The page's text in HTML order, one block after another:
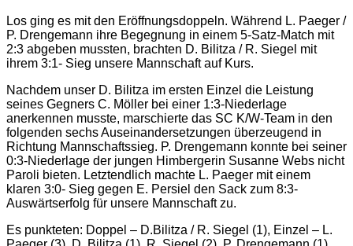
Los ging es mit den Eröffnungsdoppeln. Während L. Paeger /
P. Drengemann ihre Begegnung in einem 5-Satz-Match mit
2:3 abgeben mussten, brachten D. Bilitza / R. Siegel mit
ihrem 3:1- Sieg unsere Mannschaft auf Kurs.
Nachdem unser D. Bilitza im ersten Einzel die Leistung
seines Gegners C. Möller bei einer 1:3-Niederlage
anerkennen musste, marschierte das SC K/W-Team in den
folgenden sechs Auseinandersetzungen überzeugend in
Richtung Mannschaftssieg. P. Drengemann konnte bei seiner
0:3-Niederlage der jungen Himbergerin Susanne Webs nicht
Paroli bieten. Letztendlich machte L. Paeger mit einem
klaren 3:0- Sieg gegen E. Persiel den Sack zum 8:3-
Auswärtserfolg für unsere Mannschaft zu.
Es punkteten: Doppel – D.Bilitza / R. Siegel (1), Einzel – L.